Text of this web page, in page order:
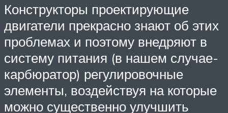
Конструкторы проектирующие
двигатели прекрасно знают об этих
проблемах и поэтому внедряют в
систему питания (в нашем случае-
карбюратор) регулировочные
элементы, воздействуя на которые
можно существенно улучшить